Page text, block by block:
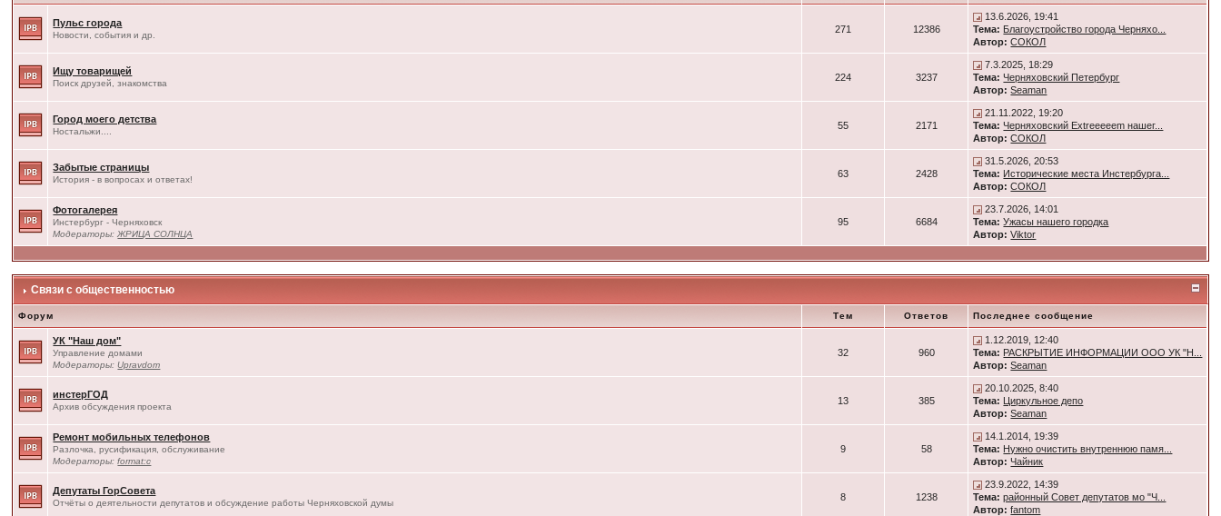
Пульс города
Новости, события и др.
271 12386
13.6.2026, 19:41
Тема: Благоустройство города Черняхо...
Автор: СОКОЛ
Ищу товарищей
Поиск друзей, знакомства
224 3237
7.3.2025, 18:29
Тема: Черняховский Петербург
Автор: Seaman
Город моего детства
Ностальжи....
55 2171
21.11.2022, 19:20
Тема: Черняховский Extreeeeem нашег...
Автор: СОКОЛ
Забытые страницы
История - в вопросах и ответах!
63 2428
31.5.2026, 20:53
Тема: Исторические места Инстербурга...
Автор: СОКОЛ
Фотогалерея
Инстербург - Черняховск
Модераторы:ЖРИЦА СОЛНЦА
95 6684
23.7.2026, 14:01
Тема: Ужасы нашего городка
Автор: Viktor
Связи с общественностью
Форум Тем Ответов Последнее сообщение
УК "Наш дом"
Управление домами
Модераторы:Upravdom
32 960
1.12.2019, 12:40
Тема: РАСКРЫТИЕ ИНФОРМАЦИИ ООО УК "Н...
Автор: Seaman
инстерГОД
Архив обсуждения проекта
13 385
20.10.2025, 8:40
Тема: Циркульное депо
Автор: Seaman
Ремонт мобильных телефонов
Разлочка, русификация, обслуживание
Модераторы:format:c
9 58
14.1.2014, 19:39
Тема: Нужно очистить внутреннюю памя...
Автор: Чайник
Депутаты ГорСовета
Отчёты о деятельности депутатов и обсуждение работы Черняховской думы
8 1238
23.9.2022, 14:39
Тема: районный Совет депутатов мо "Ч...
Автор: fantom